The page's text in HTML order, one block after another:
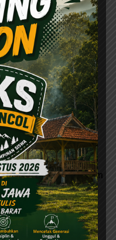
Puskesmas Sumur
Poncol Jakarta Jadi
Poncol Jakarta
AutoGard
2027, SMK Poncol
Kemajuan
Poncol Gelar Senam
Kedisiplinan
Jakarta Pusat
di SMK Poncol